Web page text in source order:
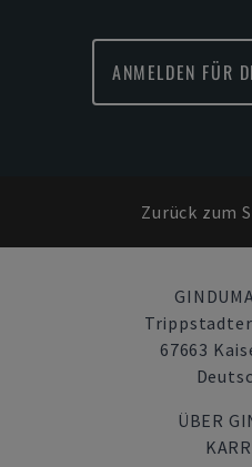
ANMELDEN FÜR
Zurück zum
Trippstadter
67663
ÜBER